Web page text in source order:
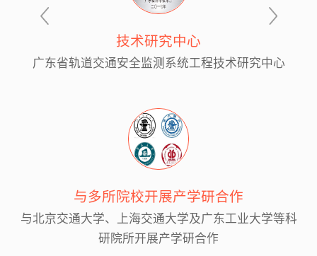
技术研究中心
广东省轨道交通安全监测系统工程技术研究中心
与多所院校开展产学研合作
与北京交通大学、上海交通大学及广东工业大学等科
研院所开展产学研合作